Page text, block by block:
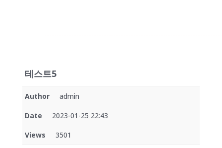
테스트5
Author admin
Date 2023-01-25 22:43
Views 3501